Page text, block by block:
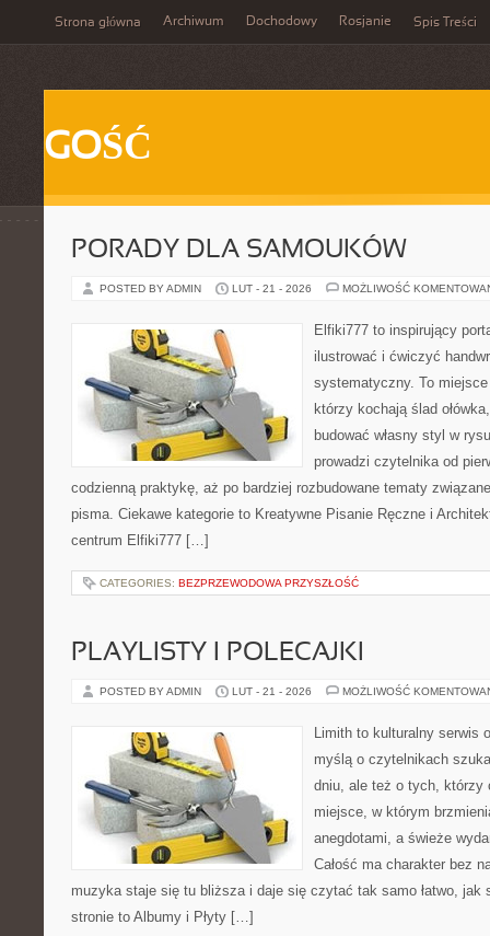
Strona główna Archiwum Dochodowy Rosjanie Spis Treści
GOŚĆ
PORADY DLA SAMOUKÓW
POSTED BY ADMIN LUT - 21 - 2026 MOŻLIWOŚĆ
Elfiki777 to inspirujący
ilustrować i ćwiczyć
systematyczny. To
którzy kochają ślad
budować własny styl w
prowadzi czytelnika od
codzienną praktykę, aż po bardziej rozbudowane tematy
pisma. Ciekawe kategorie to Kreatywne Pisanie Ręczne i
centrum Elfiki777 […]
CATEGORIES: BEZPRZEWODOWA PRZYSZŁOŚĆ
PLAYLISTY I POLECAJKI
POSTED BY ADMIN LUT - 21 - 2026 MOŻLIWOŚĆ
Limith to kulturalny serwis
myślą o czytelnikach
dniu, ale też o tych, którzy
miejsce, w którym
anegdotami, a świeże
Całość ma charakter bez
muzyka staje się tu bliższa i daje się czytać tak samo łatwo, jak
stronie to Albumy i Płyty […]